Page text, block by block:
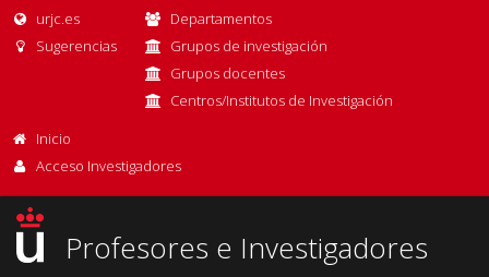
urjc.es
Sugerencias
Departamentos
Grupos de investigación
Grupos docentes
Centros/Institutos de Investigación
Inicio
Acceso Investigadores
Profesores e Investigadores